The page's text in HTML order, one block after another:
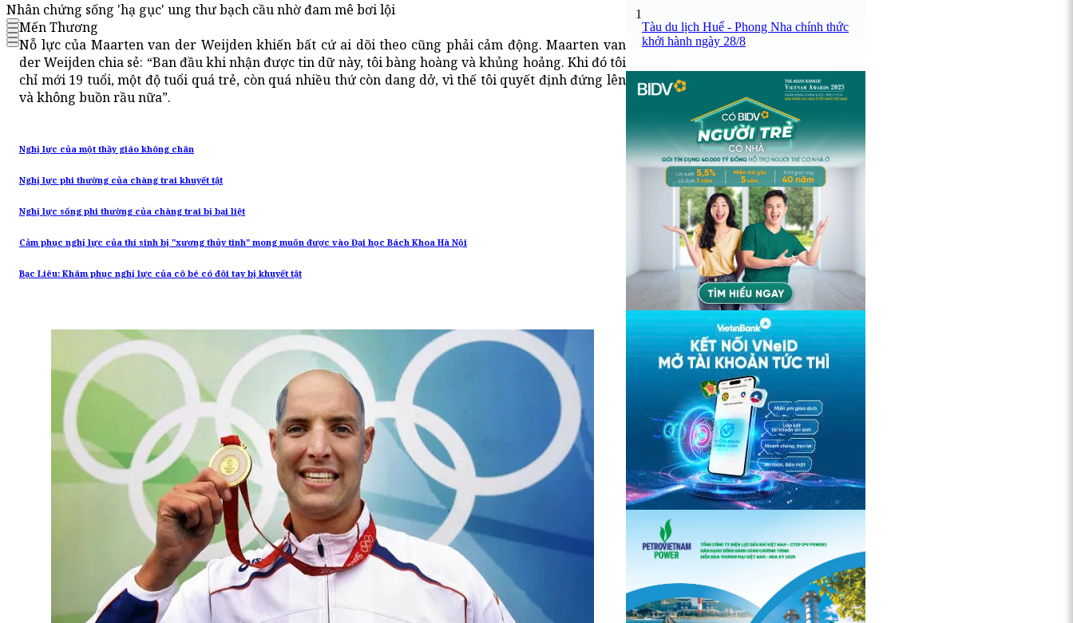
Nhân chứng sống 'hạ gục' ung thư bạch cầu nhờ đam mê bơi lội
Mến Thương
Nỗ lực của Maarten van der Weijden khiến bất cứ ai dõi theo cũng phải cảm động. Maarten van
der Weijden chia sẻ: “Ban đầu khi nhận được tin dữ này, tôi bàng hoàng và khủng hoảng. Khi đó tôi
chỉ mới 19 tuổi, một độ tuổi quá trẻ, còn quá nhiều thứ còn dang dở, vì thế tôi quyết định đứng lên
và không buồn rầu nữa”.
Nghị lực của một thầy giáo không chân
Nghị lực phi thường của chàng trai khuyết tật
Nghị lực sống phi thường của chàng trai bị bại liệt
Cảm phục nghị lực của thí sinh bị "xương thủy tinh" mong muốn được vào Đại học Bách Khoa Hà Nội
Bạc Liêu: Khâm phục nghị lực của cô bé có đôi tay bị khuyết tật
1
Tàu du lịch Huế - Phong Nha chính thức
khởi hành ngày 28/8